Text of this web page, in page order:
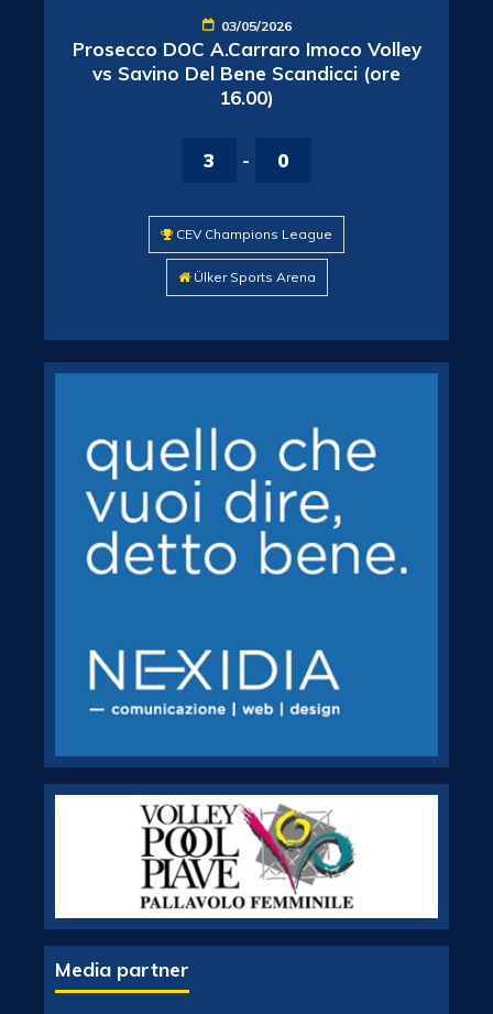
03/05/2026
Prosecco DOC A.Carraro Imoco Volley
vs Savino Del Bene Scandicci (ore
16.00)
3 - 0
CEV Champions League
Ülker Sports Arena
Media partner